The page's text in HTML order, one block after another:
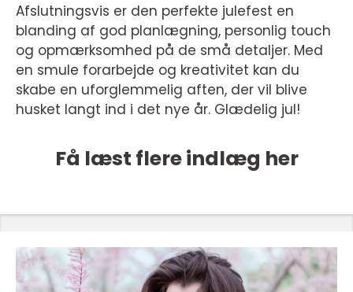
Afslutningsvis er den perfekte julefest en
blanding af god planlægning, personlig touch
og opmærksomhed på de små detaljer. Med
en smule forarbejde og kreativitet kan du
skabe en uforglemmelig aften, der vil blive
husket langt ind i det nye år. Glædelig jul!
Få læst flere indlæg her